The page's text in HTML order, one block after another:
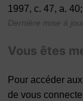
1997, c. 47, a.
Dernière mise à
Vous êtes
Pour accéder
de vous